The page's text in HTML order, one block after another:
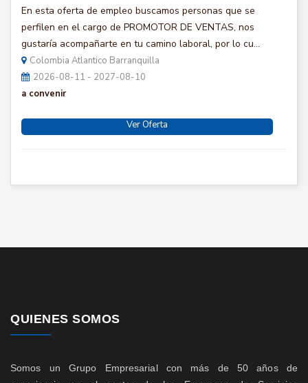
En esta oferta de empleo buscamos personas que se
perfilen en el cargo de PROMOTOR DE VENTAS, nos
gustaría acompañarte en tu camino laboral, por lo cu...
Colombia Atlantico Barranquilla
2026-08-11 - 2027-08-10
a convenir
Ver Oferta
QUIENES SOMOS
Somos un Grupo Empresarial con más de 50 años de